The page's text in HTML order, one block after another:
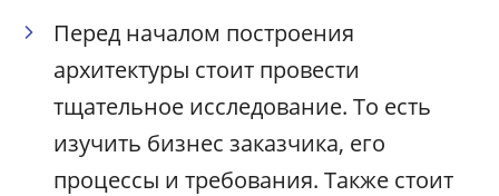
Перед началом построения
архитектуры стоит провести
тщательное исследование. То есть
изучить бизнес заказчика, его
процессы и требования. Также стоит